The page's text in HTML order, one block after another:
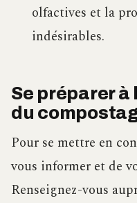
olfactives et la
indésirables.
Se préparer à
du
Pour se mettre en
vous informer et de
Renseignez-vous